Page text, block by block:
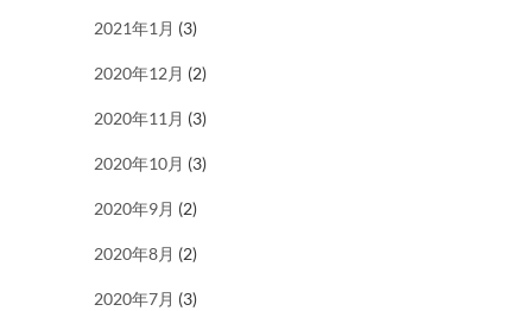
2021年1月 (3)
2020年12月 (2)
2020年11月 (3)
2020年10月 (3)
2020年9月 (2)
2020年8月 (2)
2020年7月 (3)